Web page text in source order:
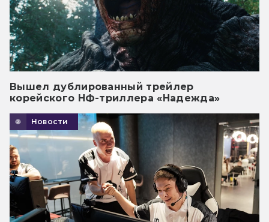
Вышел дублированный трейлер
корейского НФ-триллера «Надежда»
Новости